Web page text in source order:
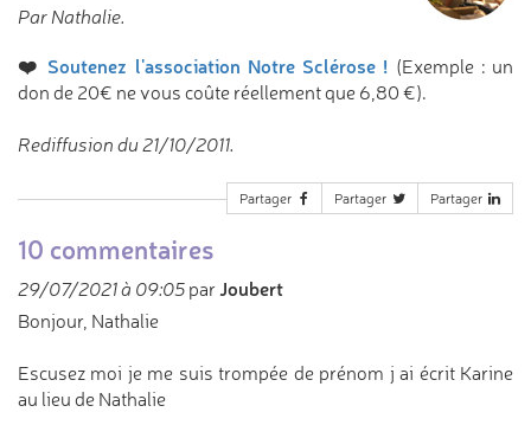
Par Nathalie.
❤️ Soutenez l'association Notre Sclérose ! (Exemple : un
don de 20€ ne vous coûte réellement que 6,80 €).
Rediffusion du 21/10/2011.
Partager Partager Partager
10 commentaires
29/07/2021 à 09:05 par Joubert
Bonjour, Nathalie
Escusez moi je me suis trompée de prénom j ai écrit Karine
au lieu de Nathalie